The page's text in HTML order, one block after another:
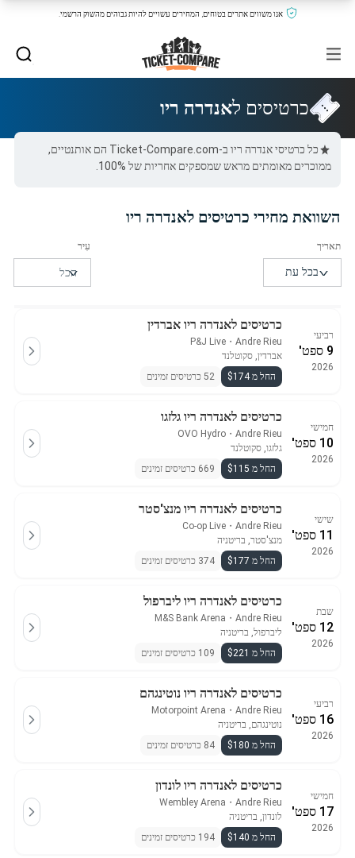
אנו משווים אתרים בטוחים, המחירים עשויים להיות גבוהים מהשוק הרשמי.
כרטיסים לאנדרה ריו
כל כרטיסי אנדרה ריו ב-Ticket-Compare.com הם אותנטיים,
ממוכרים מאומתים מראש שמספקים אחריות של 100%.
השוואת מחירי כרטיסים לאנדרה ריו
רביעי
9 ספט'
2026
כרטיסים לאנדרה ריו אברדין
Andre Rieu
・
P&J Live
אברדין, סקוטלנד
החל מ $174
52 כרטיסים זמינים
חמישי
10 ספט'
2026
כרטיסים לאנדרה ריו גלזגו
Andre Rieu
・
OVO Hydro
גלזגו, סקוטלנד
החל מ $115
669 כרטיסים זמינים
שישי
11 ספט'
2026
כרטיסים לאנדרה ריו מנצ'סטר
Andre Rieu
・
Co-op Live
מנצ'סטר, בריטניה
החל מ $177
374 כרטיסים זמינים
שבת
12 ספט'
2026
כרטיסים לאנדרה ריו ליברפול
Andre Rieu
・
M&S Bank Arena
ליברפול, בריטניה
החל מ $221
109 כרטיסים זמינים
רביעי
16 ספט'
2026
כרטיסים לאנדרה ריו נוטינגהם
Andre Rieu
・
Motorpoint Arena
נוטינגהם, בריטניה
החל מ $180
84 כרטיסים זמינים
חמישי
17 ספט'
2026
כרטיסים לאנדרה ריו לונדון
Andre Rieu
・
Wembley Arena
לונדון, בריטניה
החל מ $140
194 כרטיסים זמינים